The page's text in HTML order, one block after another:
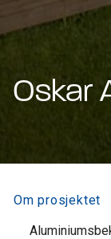
Oskar
Om prosjektet